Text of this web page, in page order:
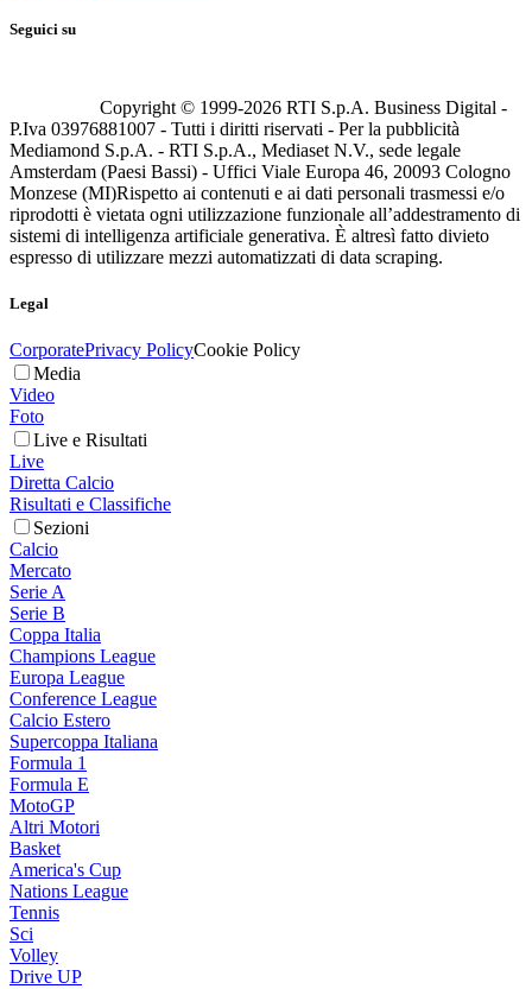
Seguici su
Copyright © 1999-2026 RTI S.p.A. Business Digital -
P.Iva 03976881007 - Tutti i diritti riservati - Per la pubblicità
Mediamond S.p.A. - RTI S.p.A., Mediaset N.V., sede legale
Amsterdam (Paesi Bassi) - Uffici Viale Europa 46, 20093 Cologno
Monzese (MI)Rispetto ai contenuti e ai dati personali trasmessi e/o
riprodotti è vietata ogni utilizzazione funzionale all’addestramento di
sistemi di intelligenza artificiale generativa. È altresì fatto divieto
espresso di utilizzare mezzi automatizzati di data scraping.
Legal
CorporatePrivacy PolicyCookie Policy
Media
Video
Foto
Live e Risultati
Live
Diretta Calcio
Risultati e Classifiche
Sezioni
Calcio
Mercato
Serie A
Serie B
Coppa Italia
Champions League
Europa League
Conference League
Calcio Estero
Supercoppa Italiana
Formula 1
Formula E
MotoGP
Altri Motori
Basket
America's Cup
Nations League
Tennis
Sci
Volley
Drive UP